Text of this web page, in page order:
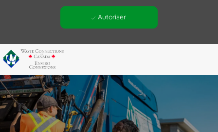
-
Autoriser